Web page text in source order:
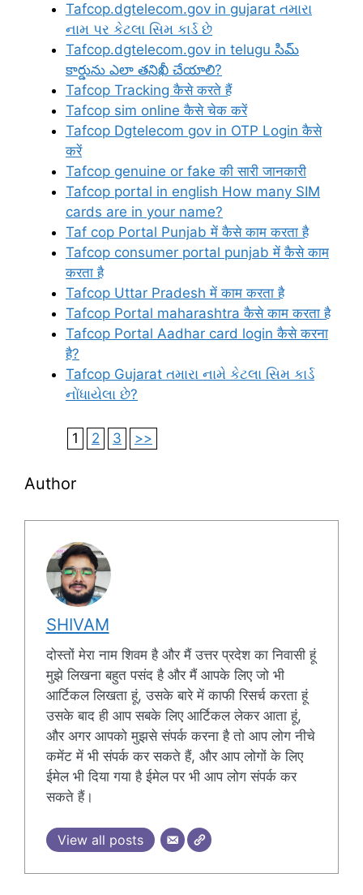
Tafcop.dgtelecom.gov in gujarat તમારા
નામ પર કેટલા સિમ કાર્ડ છે
Tafcop.dgtelecom.gov in telugu సిమ్
కార్డును ఎలా తనిఖీ చేయాలి?
Tafcop Tracking कैसे करते हैं
Tafcop sim online कैसे चेक करें
Tafcop Dgtelecom gov in OTP Login कैसे
करें
Tafcop genuine or fake की सारी जानकारी
Tafcop portal in english How many SIM
cards are in your name?
Taf cop Portal Punjab में कैसे काम करता है
Tafcop consumer portal punjab में कैसे काम
करता है
Tafcop Uttar Pradesh में काम करता है
Tafcop Portal maharashtra कैसे काम करता है
Tafcop Portal Aadhar card login कैसे करना
है?
Tafcop Gujarat તમારા નામે કેટલા સિમ કાર્ડ
નોંધાયેલા છે?
1 2 3 >>
Author
SHIVAM
दोस्तों मेरा नाम शिवम है और मैं उत्तर प्रदेश का निवासी हूं
मुझे लिखना बहुत पसंद है और मैं आपके लिए जो भी
आर्टिकल लिखता हूं, उसके बारे में काफी रिसर्च करता हूं
उसके बाद ही आप सबके लिए आर्टिकल लेकर आता हूं,
और अगर आपको मुझसे संपर्क करना है तो आप लोग नीचे
कमेंट में भी संपर्क कर सकते हैं, और आप लोगों के लिए
ईमेल भी दिया गया है ईमेल पर भी आप लोग संपर्क कर
सकते हैं।
View all posts